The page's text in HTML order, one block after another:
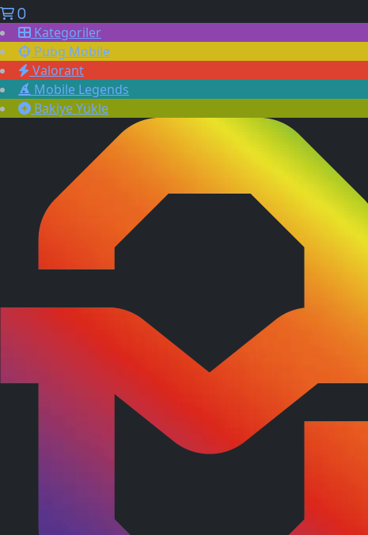
0
Kategoriler
Pubg Mobile
Valorant
Mobile Legends
Bakiye Yükle